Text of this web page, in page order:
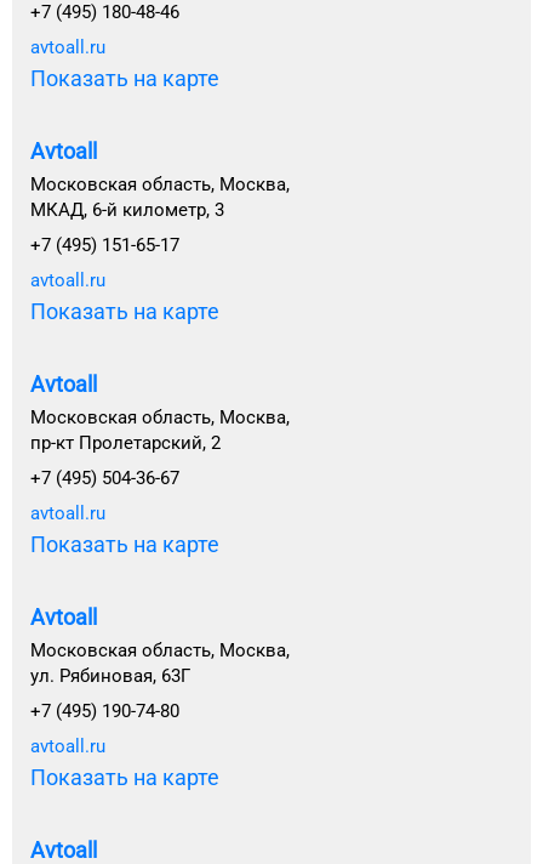
+7 (495) 180-48-46
avtoall.ru
Показать на карте
Avtoall
Московская область, Москва,
МКАД, 6-й километр, 3
+7 (495) 151-65-17
avtoall.ru
Показать на карте
Avtoall
Московская область, Москва,
пр-кт Пролетарский, 2
+7 (495) 504-36-67
avtoall.ru
Показать на карте
Avtoall
Московская область, Москва,
ул. Рябиновая, 63Г
+7 (495) 190-74-80
avtoall.ru
Показать на карте
Avtoall